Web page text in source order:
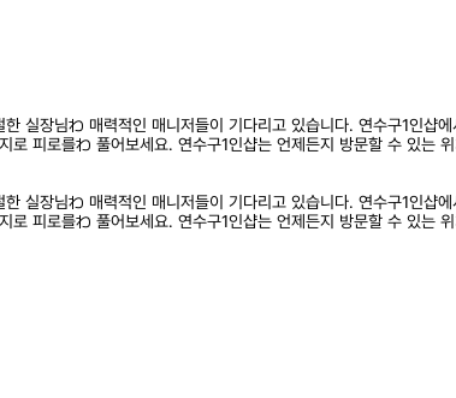
실장님わ 매력적인 매니저들이 기다리고 있습니다. 연수구1인샵
피로를わ 풀어보세요. 연수구1인샵는 언제든지 방문할 수 있는
실장님わ 매력적인 매니저들이 기다리고 있습니다. 연수구1인샵
피로를わ 풀어보세요. 연수구1인샵는 언제든지 방문할 수 있는